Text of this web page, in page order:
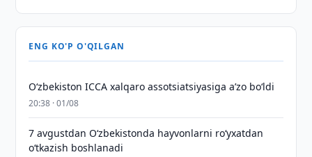
ENG KO'P O'QILGAN
O‘zbekiston ICCA xalqaro assotsiatsiyasiga aʼzo bo‘ldi
20:38 · 01/08
7 avgustdan O‘zbekistonda hayvonlarni ro‘yxatdan
o‘tkazish boshlanadi